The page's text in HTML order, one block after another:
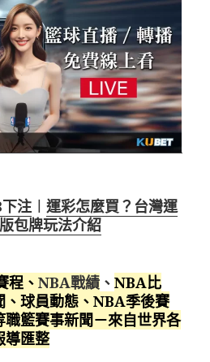
注 ︱ 運彩怎麼買？台灣運
包牌玩法介紹
程 、NBA戰績 、NBA比
、球員動態、NBA季後賽
籃賽事新聞－來自世界各
導匯整